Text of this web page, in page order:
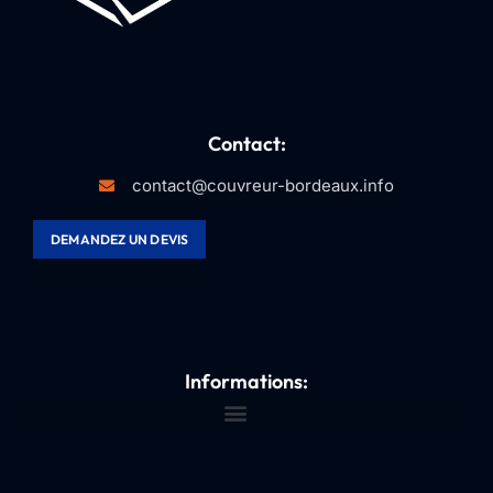
Contact:
contact@couvreur-bordeaux.info
DEMANDEZ UN DEVIS
Informations: